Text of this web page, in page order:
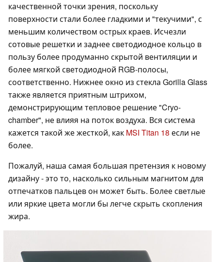
качественной точки зрения, поскольку
поверхности стали более гладкими и "текучими", с
меньшим количеством острых краев. Исчезли
сотовые решетки и заднее светодиодное кольцо в
пользу более продуманно скрытой вентиляции и
более мягкой светодиодной RGB-полосы,
соответственно. Нижнее окно из стекла Gorilla Glass
также является приятным штрихом,
демонстрирующим тепловое решение "Cryo-
chamber", не влияя на поток воздуха. Вся система
кажется такой же жесткой, как MSI Titan 18 если не
более.
Пожалуй, наша самая большая претензия к новому
дизайну - это то, насколько сильным магнитом для
отпечатков пальцев он может быть. Более светлые
или яркие цвета могли бы легче скрыть скопления
жира.